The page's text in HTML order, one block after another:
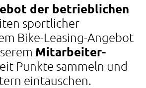
der betrieblichen
sportlicher
Bike-Leasing-Angebot
Mitarbeiter-
Punkte sammeln und
eintauschen.